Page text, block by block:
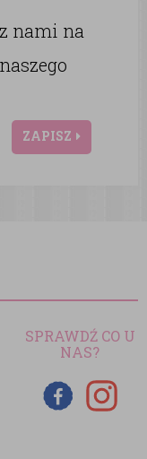
nami na
ZAPISZ
SPRAWDŹ CO U
NAS?